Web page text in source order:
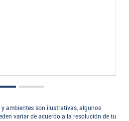
ambientes son ilustrativas, algunos
variar de acuerdo a la resolución de tu